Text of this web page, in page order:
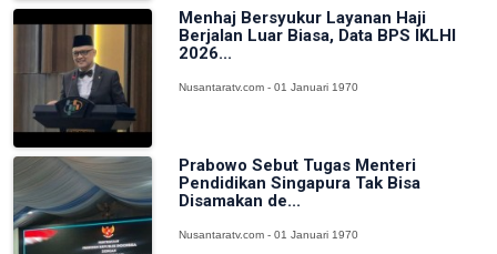
Menhaj Bersyukur Layanan Haji
Berjalan Luar Biasa, Data BPS IKLHI
2026...
Nusantaratv.com - 01 Januari 1970
Prabowo Sebut Tugas Menteri
Pendidikan Singapura Tak Bisa
Disamakan de...
Nusantaratv.com - 01 Januari 1970